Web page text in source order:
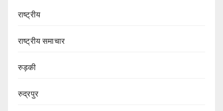
राष्ट्रीय
राष्ट्रीय समाचार
रुड़की
रुद्रपुर